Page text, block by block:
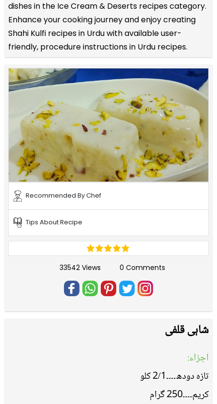
dishes in the Ice Cream & Deserts recipes category.
Enhance your cooking journey and enjoy creating
Shahi Kulfi recipes in Urdu with available user-
friendly, procedure instructions in Urdu recipes.
Recommended By Chef
Tips About Recipe
33542 Views 0 Comments
شاہی قلفی
اجزاء:
تازہ دودھ۔۔۔۔2/1 کلو
کریم۔۔۔۔250 گرام